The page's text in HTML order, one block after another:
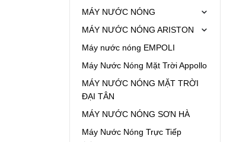
MÁY NƯỚC NÓNG
MÁY NƯỚC NÓNG ARISTON
Máy nước nóng EMPOLI
Máy Nước Nóng Mặt Trời Appollo
MÁY NƯỚC NÓNG MẶT TRỜI
ĐẠI TÂN
MÁY NƯỚC NÓNG SƠN HÀ
Máy Nước Nóng Trực Tiếp